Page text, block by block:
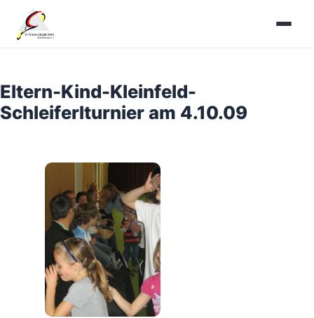
Inhalt
springen
Eltern-Kind-Kleinfeld-
Schleiferlturnier am 4.10.09